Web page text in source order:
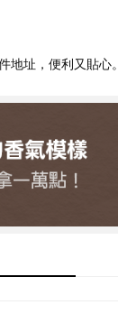
地址，便利又貼心。